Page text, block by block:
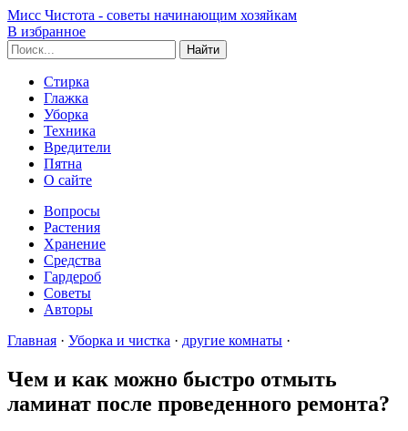
Мисс Чистота - советы начинающим хозяйкам
В избранное
Стирка
Глажка
Уборка
Техника
Вредители
Пятна
О сайте
Вопросы
Растения
Хранение
Средства
Гардероб
Советы
Авторы
Главная · Уборка и чистка · другие комнаты ·
Чем и как можно быстро отмыть
ламинат после проведенного ремонта?